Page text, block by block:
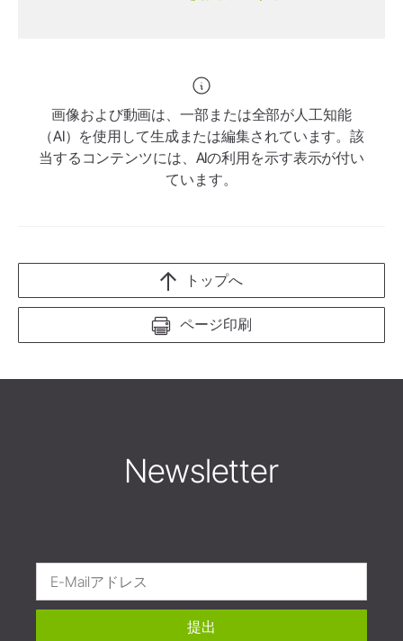
画像および動画は、一部または全部が人工知能
（AI）を使用して生成または編集されています。該
当するコンテンツには、AIの利用を示す表示が付い
ています。
ページ印刷
トップへ
Newsletter
提出